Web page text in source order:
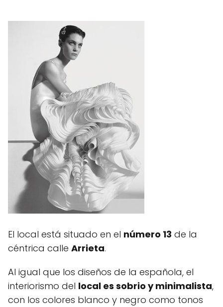
El local está situado en el número 13 de la
céntrica calle Arrieta.
Al igual que los diseños de la española, el
interiorismo del local es sobrio y minimalista,
con los colores blanco y negro como tonos